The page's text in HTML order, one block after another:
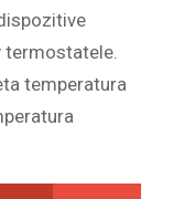
termostatele.
temperatura